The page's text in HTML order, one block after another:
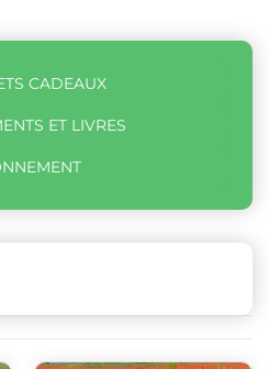
CADEAUX
ET LIVRES